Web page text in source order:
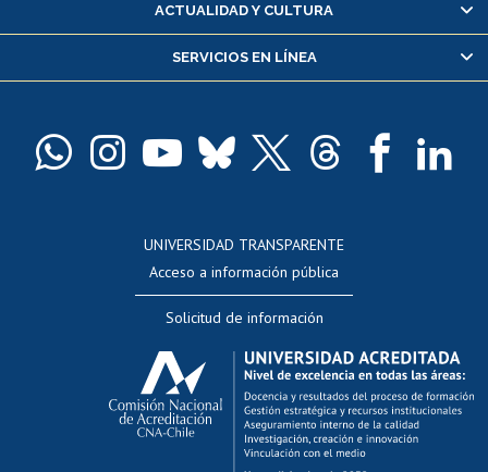
Servicio médico y dental
Pago de arancel y crédito alumnos
Docentes
Evaluación docente
Calificación académica
Postulación al AUCAI
Funcionarias/os
Cursos internos de capacitación
ACTUALIDAD Y CULTURA
SERVICIOS EN LÍNEA
UNIVERSIDAD TRANSPARENTE
Acceso a información pública
Solicitud de información